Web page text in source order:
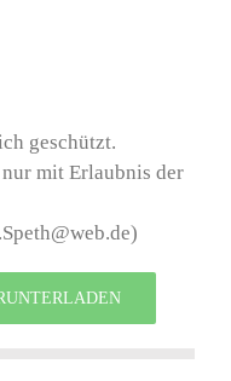
geschützt.
mit Erlaubnis der